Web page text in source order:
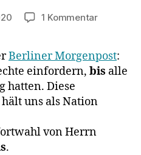
1 Kommentarzu
„Keiner
sollte
Berliner Morgenpost:
einfordern, bis alle
hatten. Diese
uns als Nation
von Herrn
.